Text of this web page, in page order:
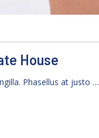
House
Phasellus at justo …